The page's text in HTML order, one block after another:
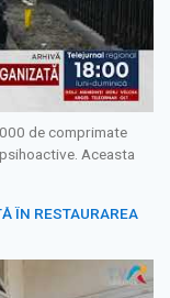
de comprimate
Aceasta
ÎN RESTAURAREA